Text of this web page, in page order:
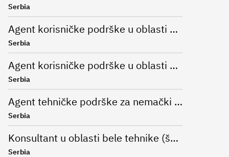
Serbia
Agent korisničke podrške u oblasti modne industrije za nemački jezik
Serbia
Agent korisničke podrške u oblasti online bankarstva (nemački jezik)
Serbia
Agent tehničke podrške za nemački jezik (Remote)
Serbia
Konsultant u oblasti bele tehnike (španski jezik)
Serbia